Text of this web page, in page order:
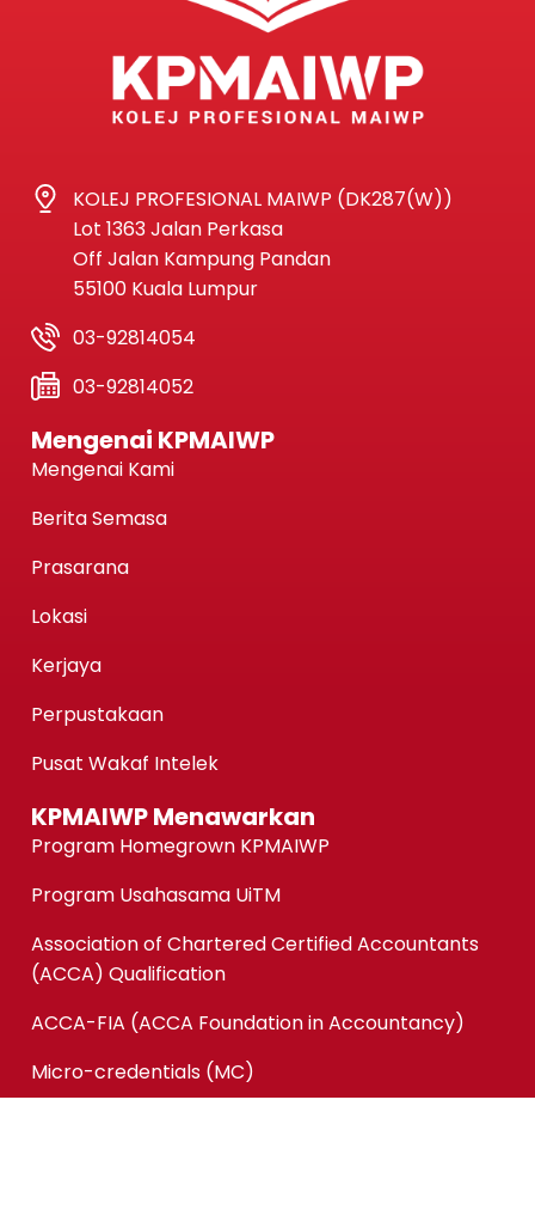
KOLEJ PROFESIONAL MAIWP (DK287(W))
Lot 1363 Jalan Perkasa
Off Jalan Kampung Pandan
55100 Kuala Lumpur
03-92814054
03-92814052
Mengenai KPMAIWP
Mengenai Kami
Berita Semasa
Prasarana
Lokasi
Kerjaya
Perpustakaan
Pusat Wakaf Intelek
KPMAIWP Menawarkan
Program Homegrown KPMAIWP
Program Usahasama UiTM
Association of Chartered Certified Accountants
(ACCA) Qualification
ACCA-FIA (ACCA Foundation in Accountancy)
Micro-credentials (MC)